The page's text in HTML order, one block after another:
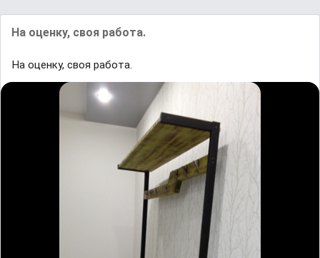
На оценку, своя работа.
На оценку, своя работа.